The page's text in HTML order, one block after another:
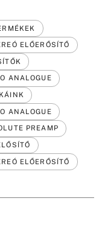
ELŐERŐSÍTŐ
ANALOGUE
ANALOGUE
PREAMP
ELŐERŐSÍTŐ